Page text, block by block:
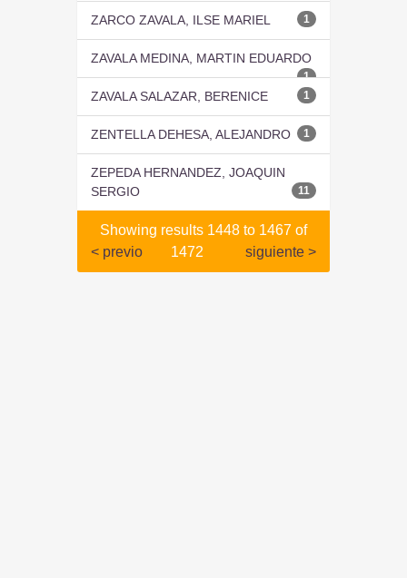
ZARCO ZAVALA, ILSE MARIEL 1
ZAVALA MEDINA, MARTIN EDUARDO
1
ZAVALA SALAZAR, BERENICE 1
ZENTELLA DEHESA, ALEJANDRO 1
ZEPEDA HERNANDEZ, JOAQUIN
SERGIO
11
Showing results 1448 to 1467 of
1472
< previo siguiente >